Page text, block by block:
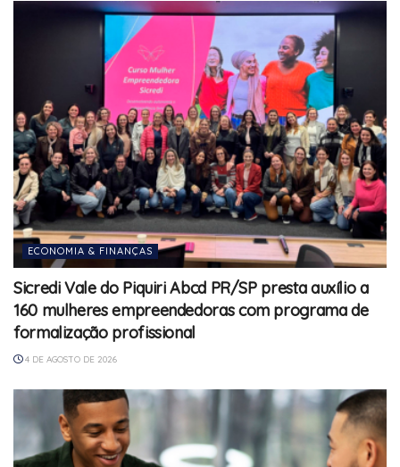
ECONOMIA & FINANÇAS
Sicredi Vale do Piquiri Abcd PR/SP presta auxílio a
160 mulheres empreendedoras com programa de
formalização profissional
4 DE AGOSTO DE 2026